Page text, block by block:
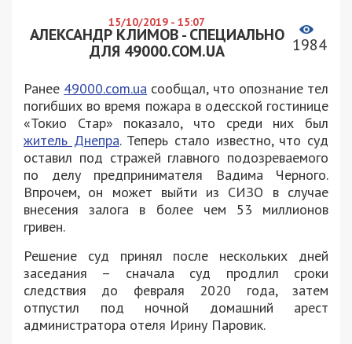
15/10/2019 - 15:07
АЛЕКСАНДР КЛИМОВ - СПЕЦИАЛЬНО
ДЛЯ 49000.COM.UA
1984
Ранее 49000.com.ua сообщал, что опознание тел
погибших во время пожара в одесской гостинице
«Токио Стар» показало, что среди них был
житель Днепра. Теперь стало известно, что суд
оставил под стражей главного подозреваемого
по делу предпринимателя Вадима Черного.
Впрочем, он может выйти из СИЗО в случае
внесения залога в более чем 53 миллионов
гривен.
Решение суд принял после нескольких дней
заседания – сначала суд продлил сроки
следствия до февраля 2020 года, затем
отпустил под ночной домашний арест
администратора отеля Ирину Паровик.